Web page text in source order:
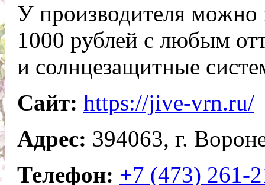
У производителя
1000 рублей с любым
и солнцезащитные
Сайт: https://jive-vrn.ru/
Адрес: 394063, г.
Телефон: +7 (473) 261-